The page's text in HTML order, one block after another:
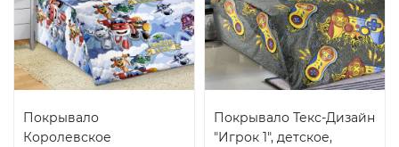
Покрывало
Королевское
Покрывало Текс-Дизайн
"Игрок 1", детское,